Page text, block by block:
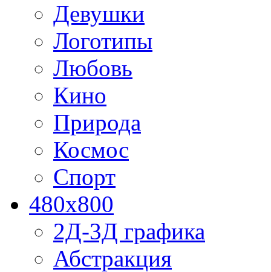
Девушки
Логотипы
Любовь
Кино
Природа
Космос
Спорт
480x800
2Д-3Д графика
Абстракция